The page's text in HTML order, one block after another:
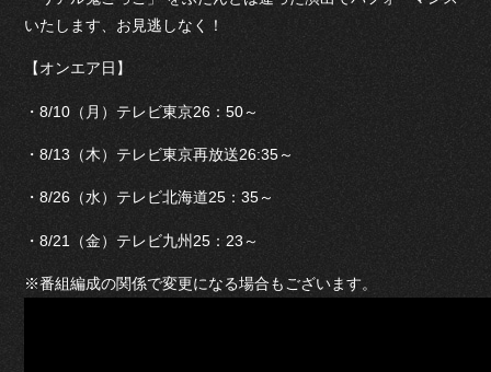
いたします、お見逃しなく！
【オンエア日】
・8/10（月）テレビ東京26：50～
・8/13（木）テレビ東京再放送26:35～
・8/26（水）テレビ北海道25：35～
・8/21（金）テレビ九州25：23～
※番組編成の関係で変更になる場合もございます。